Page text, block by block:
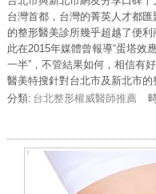
台灣首都，台灣的菁英人才都
的整形醫美診所幾乎超越了便
此在2015年媒體曾報導“蛋塔效
一半”，不管結果如何，相信有
醫美特搜針對台北市及新北市
分類: 台北整形權威醫師推薦